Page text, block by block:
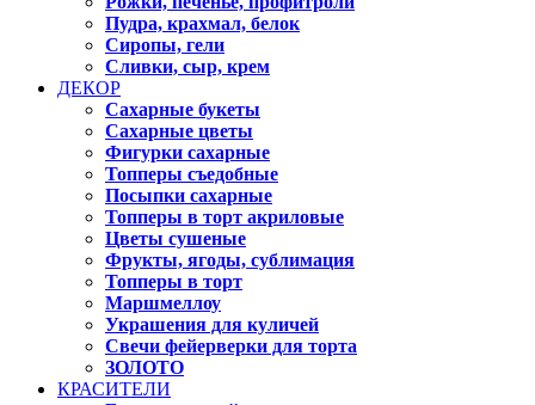
Пудра, крахмал, белок
Сиропы, гели
Сливки, сыр, крем
ДЕКОР
Сахарные букеты
Сахарные цветы
Фигурки сахарные
Топперы съедобные
Посыпки сахарные
Топперы в торт акриловые
Цветы сушеные
Фрукты, ягоды, сублимация
Топперы в торт
Маршмеллоу
Украшения для куличей
Свечи фейерверки для торта
ЗОЛОТО
КРАСИТЕЛИ